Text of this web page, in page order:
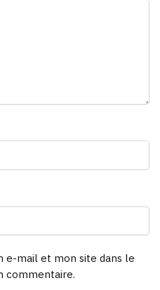
e-mail et mon site dans le
commentaire.